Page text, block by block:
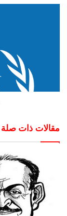
مقالات ذات صلة